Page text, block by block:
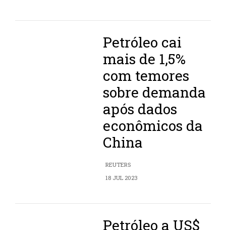
Petróleo cai
mais de 1,5%
com temores
sobre demanda
após dados
econômicos da
China
REUTERS
18 JUL 2023
Petróleo a US$